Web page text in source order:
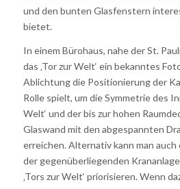
und den bunten Glasfenstern
bietet.
In einem Bürohaus, nahe der St.
das ‚Tor zur Welt‘ ein bekanntes
Ablichtung die Positionierung der
Rolle spielt, um die Symmetrie des
Welt‘ und der bis zur hohen
Glaswand mit den abgespannten
erreichen. Alternativ kann man
der gegenüberliegenden
‚Tors zur Welt‘ priorisieren. Wenn